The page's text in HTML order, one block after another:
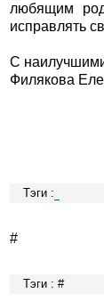
любящим
исправлять
С
Филякова
Тэги :
#
Тэги : #